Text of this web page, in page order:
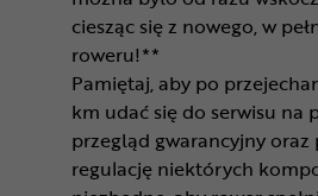
ciesząc się z nowego, w
roweru!**
Pamiętaj, aby po
km udać się do serwisu na
przegląd gwarancyjny oraz
regulację niektórych